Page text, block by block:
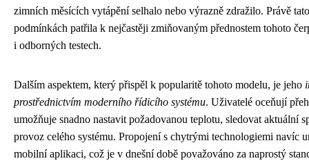
zimních měsících vytápění selhalo nebo výrazně zdražilo. Právě
podmínkách patřila k nejčastěji zmiňovaným přednostem tohoto
i odborných testech.
Dalším aspektem, který přispěl k popularitě tohoto modelu, je jeho
prostřednictvím moderního řídicího systému. Uživatelé oceňují
umožňuje snadno nastavit požadovanou teplotu, sledovat aktuální
provoz celého systému. Propojení s chytrými technologiemi navíc
mobilní aplikaci, což je v dnešní době považováno za naprostý